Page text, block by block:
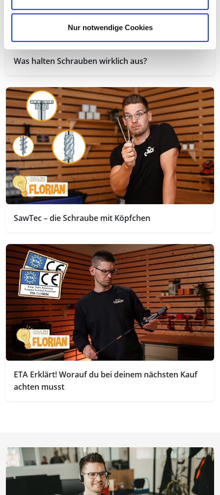
Nur notwendige Cookies
Was halten Schrauben wirklich aus?
SawTec – die Schraube mit Köpfchen
ETA Erklärt! Worauf du bei deinem nächsten Kauf
achten musst